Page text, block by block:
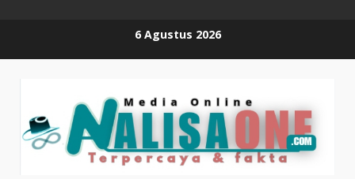
6 Agustus 2026